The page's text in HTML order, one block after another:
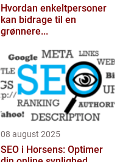
Hvordan enkeltpersoner
kan bidrage til en
grønnere...
08 august 2025
SEO i Horsens: Optimer